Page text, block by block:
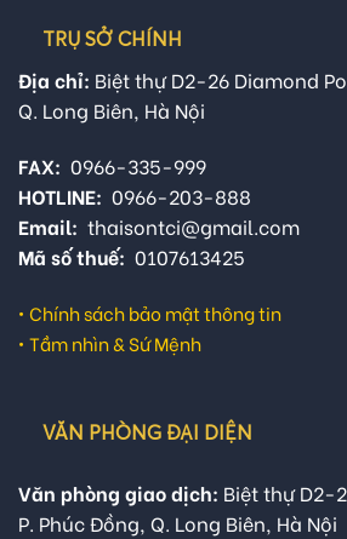
TRỤ SỞ CHÍNH
Địa chỉ: Biệt thự D2-26 Diamond
Q. Long Biên, Hà Nội
FAX: 0966-335-999
HOTLINE: 0966-203-888
Email: thaisontci@gmail.com
Mã số thuế: 0107613425
• Chính sách bảo mật thông tin
• Tầm nhìn & Sứ Mệnh
VĂN PHÒNG ĐẠI DIỆN
Văn phòng giao dịch: Biệt thự D2-
P. Phúc Đồng, Q. Long Biên, Hà Nội